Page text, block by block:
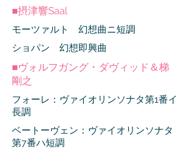
■摂津響Saal
モーツァルト 幻想曲ニ短調
ショパン 幻想即興曲
■ヴォルフガング・ダヴィッド＆梯
剛之
フォーレ：ヴァイオリンソナタ第1番イ
長調
ベートーヴェン：ヴァイオリンソナタ
第7番ハ短調